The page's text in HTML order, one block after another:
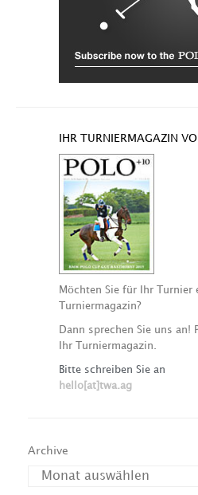
IHR TURNIERMAGAZIN
Möchten Sie für Ihr Turnier
Turniermagazin?
Dann sprechen Sie uns an!
Ihr Turniermagazin.
Bitte schreiben Sie an
hello[at]twa.ag
Archive